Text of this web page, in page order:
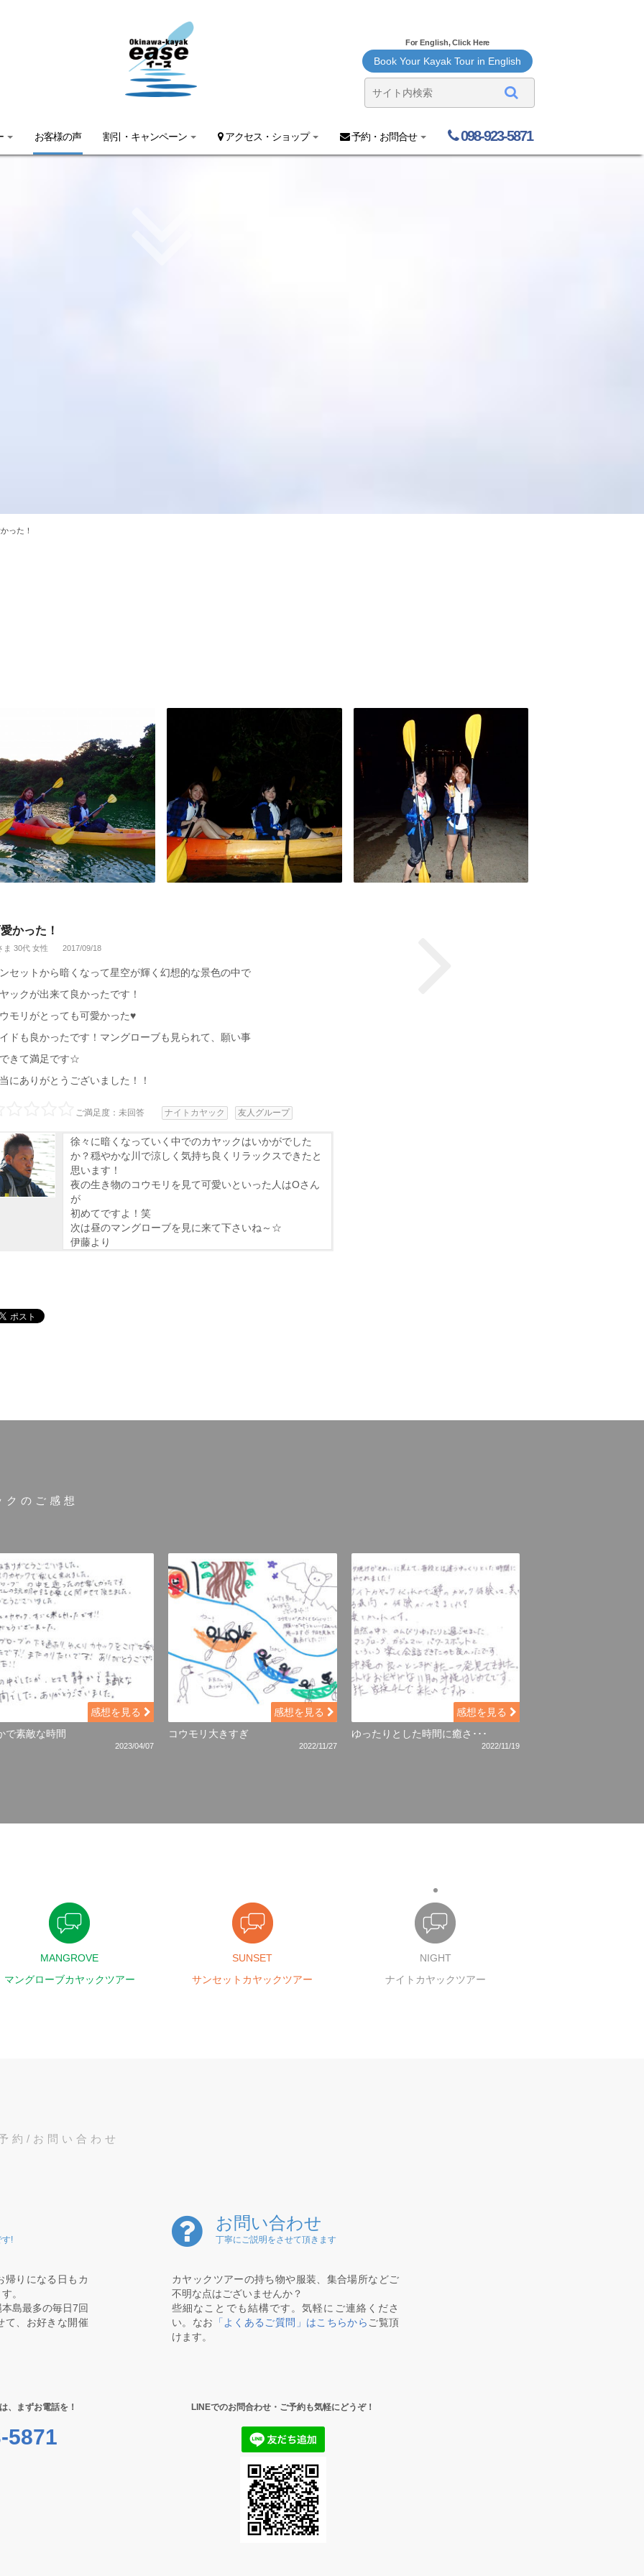
For English, Click Here
Book Your Kayak Tour in English
お客様の声 割引・キャンペーン アクセス・ショップ 予約・お問合せ 098-923-5871
った！
かった！
ま 30代 女性 2017/09/18
セットから暗くなって星空が輝く幻想的な景色の中で
ックが出来て良かったです！
モリがとっても可愛かった♥
ドも良かったです！マングローブも見られて、願い事
きて満足です☆
にありがとうございました！！
ご満足度：未回答 ナイトカヤック 友人グループ
徐々に暗くなっていく中でのカヤックはいかがでした
か？穏やかな川で涼しく気持ち良くリラックスできたと
思います！
夜の生き物のコウモリを見て可愛いといった人はOさん
が
初めてですよ！笑
次は昼のマングローブを見に来て下さいね～☆
伊藤より
クのご感想
感想を見る
で素敵な時間
2023/04/07
感想を見る
コウモリ大きすぎ
2022/11/27
感想を見る
ゆったりとした時間に癒さ･･･
2022/11/19
MANGROVE
マングローブカヤックツアー
SUNSET
サンセットカヤックツアー
NIGHT
ナイトカヤックツアー
約/お問い合わせ
す!
帰りになる日もカ
。
島最多の毎日7回
て、お好きな開催
お問い合わせ
丁寧にご説明をさせて頂きます
カヤックツアーの持ち物や服装、集合場所などご
不明な点はございませんか？
些細なことでも結構です。気軽にご連絡くださ
い。なお 「よくあるご質問」はこちらから ご覧頂
けます。
、まずお電話を！
5871
LINEでのお問合わせ・ご予約も気軽にどうぞ！